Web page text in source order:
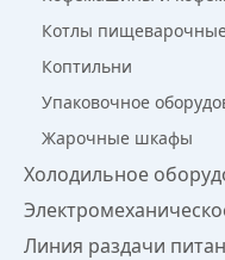
Котлы
Коптильни
Упаковочное
Жарочные шкафы
Холодильное
Линия раздачи